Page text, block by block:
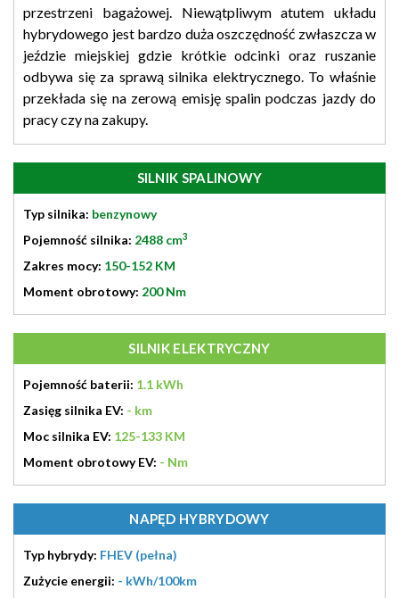
przestrzeni bagażowej. Niewątpliwym atutem układu
hybrydowego jest bardzo duża oszczędność zwłaszcza w
jeździe miejskiej gdzie krótkie odcinki oraz ruszanie
odbywa się za sprawą silnika elektrycznego. To właśnie
przekłada się na zerową emisję spalin podczas jazdy do
pracy czy na zakupy.
SILNIK SPALINOWY
Typ silnika: benzynowy
Pojemność silnika: 2488 cm3
Zakres mocy: 150-152 KM
Moment obrotowy: 200 Nm
SILNIK ELEKTRYCZNY
Pojemność baterii: 1.1 kWh
Zasięg silnika EV: - km
Moc silnika EV: 125-133 KM
Moment obrotowy EV: - Nm
NAPĘD HYBRYDOWY
Typ hybrydy: FHEV (pełna)
Zużycie energii: - kWh/100km